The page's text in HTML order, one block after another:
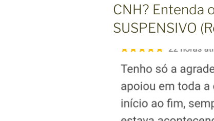
A
D
O
E
CNH? Entenda
SUSPENSIVO